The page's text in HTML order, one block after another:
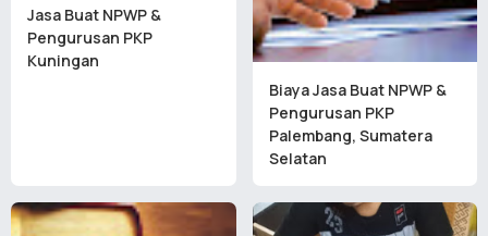
Jasa Buat NPWP &
Pengurusan PKP
Kuningan
Biaya Jasa Buat NPWP &
Pengurusan PKP
Palembang, Sumatera
Selatan